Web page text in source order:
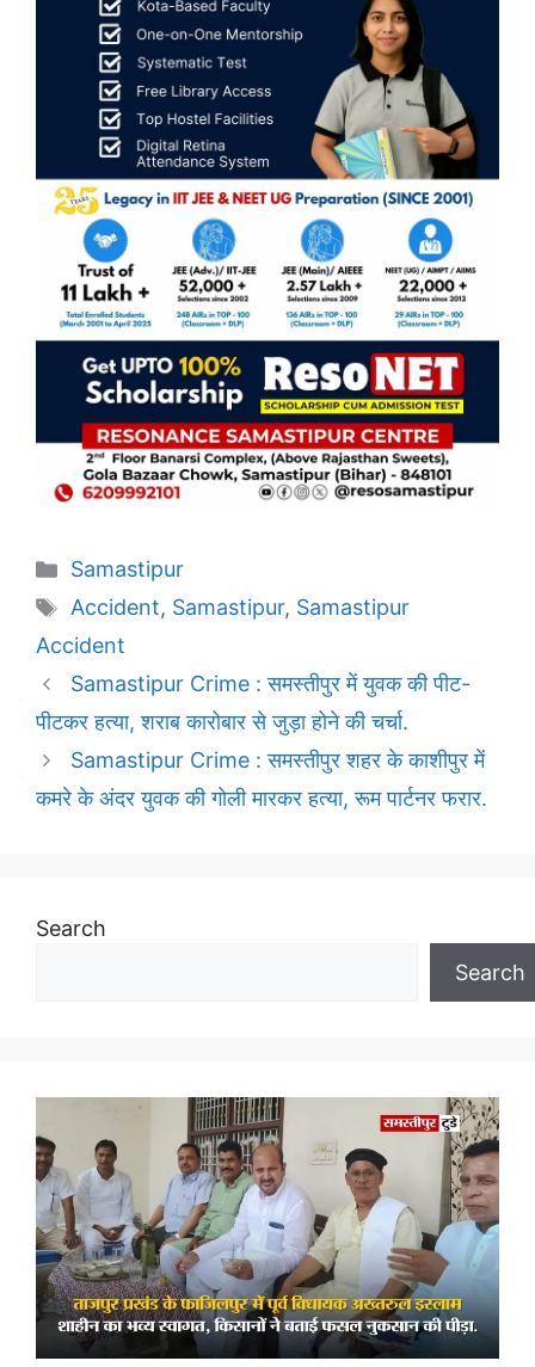
Categories
Samastipur
Tags
Accident, Samastipur, Samastipur
Accident
Samastipur Crime : समस्तीपुर में युवक की पीट-
पीटकर हत्या, शराब कारोबार से जुड़ा होने की चर्चा.
Samastipur Crime : समस्तीपुर शहर के काशीपुर में
कमरे के अंदर युवक की गोली मारकर हत्या, रूम पार्टनर फरार.
Search
Search